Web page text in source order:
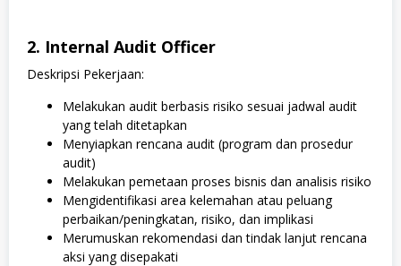
2. Internal Audit Officer
Deskripsi Pekerjaan:
Melakukan audit berbasis risiko sesuai jadwal audit
yang telah ditetapkan
Menyiapkan rencana audit (program dan prosedur
audit)
Melakukan pemetaan proses bisnis dan analisis risiko
Mengidentifikasi area kelemahan atau peluang
perbaikan/peningkatan, risiko, dan implikasi
Merumuskan rekomendasi dan tindak lanjut rencana
aksi yang disepakati